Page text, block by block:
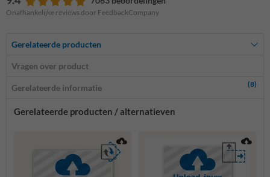
Onafhankelijke reviews door FeedbackCompany
Gerelateerde producten
Vragen over product
Gerelateerde informatie (8)
Gerelateerde producten / alternatieven